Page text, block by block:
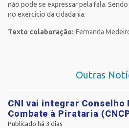
não pode se expressar pela fala.
no exercício da cidadania.
Texto colaboração: Fernanda
Outras
CNI vai integrar Conselho
Combate à Pirataria
Publicado há 3 dias